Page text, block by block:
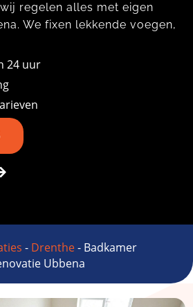
regelen alles met eigen
We fixen lekkende voegen,
24 uur
- Drenthe- Badkamer
Ubbena